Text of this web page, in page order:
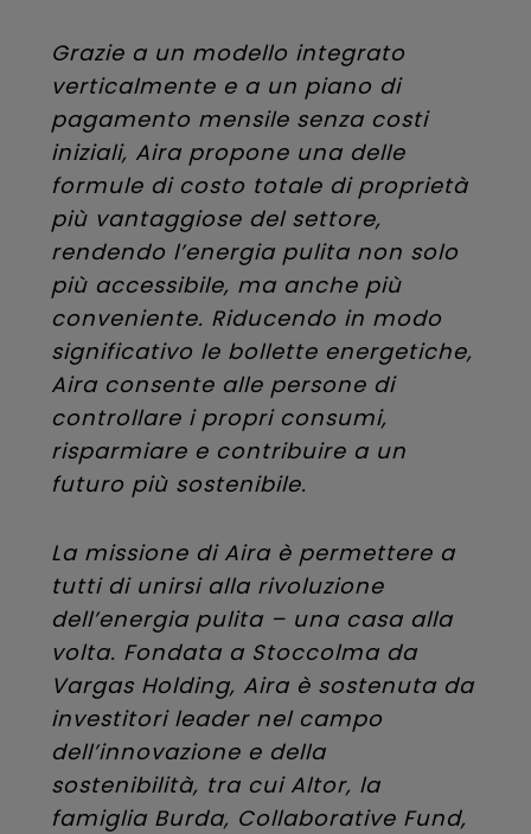
Grazie a un modello integrato
verticalmente e a un piano di
pagamento mensile senza costi
iniziali, Aira propone una delle
formule di costo totale di proprietà
più vantaggiose del settore,
rendendo l’energia pulita non solo
più accessibile, ma anche più
conveniente. Riducendo in modo
significativo le bollette energetiche,
Aira consente alle persone di
controllare i propri consumi,
risparmiare e contribuire a un
futuro più sostenibile.
La missione di Aira è permettere a
tutti di unirsi alla rivoluzione
dell’energia pulita – una casa alla
volta. Fondata a Stoccolma da
Vargas Holding, Aira è sostenuta da
investitori leader nel campo
dell’innovazione e della
sostenibilità, tra cui Altor, la
famiglia Burda, Collaborative Fund,